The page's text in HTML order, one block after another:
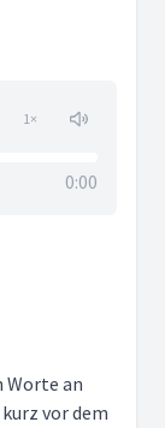
1×
0:00
Worte an
vor dem